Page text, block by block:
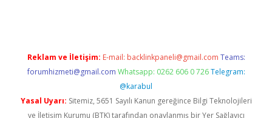
Reklam ve İletişim: E-mail: backlinkpaneli@gmail.com Teams:
forumhizmeti@gmail.com Whatsapp: 0262 606 0 726 Telegram:
@karabul
Yasal Uyarı: Sitemiz, 5651 Sayılı Kanun gereğince Bilgi Teknolojileri
ve İletişim Kurumu (BTK) tarafından onaylanmış bir Yer Sağlayıcı